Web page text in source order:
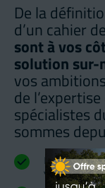
De la
d’un cahier
sont à vos
solution sur-
vos
de
spécialistes
sommes
Échange
variantes